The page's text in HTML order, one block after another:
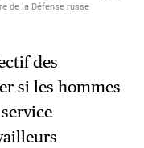
des
si les hommes